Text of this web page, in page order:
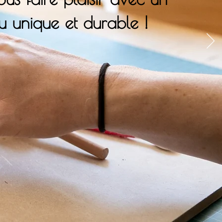
unique et durable !